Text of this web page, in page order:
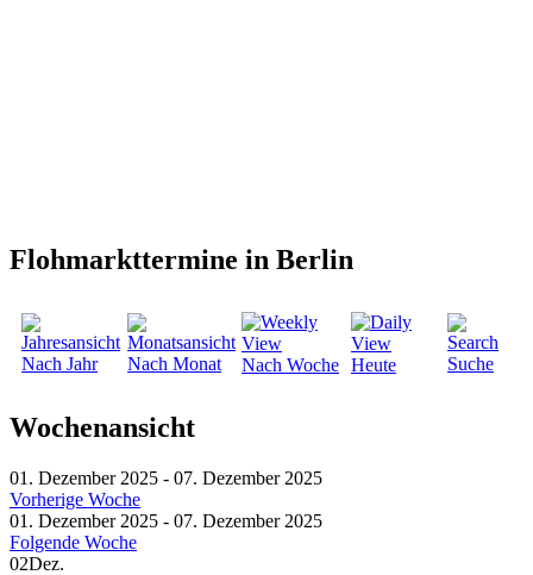
Flohmarkttermine in Berlin
Nach Jahr Nach Monat Nach Woche Heute Suche
Wochenansicht
01. Dezember 2025 - 07. Dezember 2025
Vorherige Woche
01. Dezember 2025 - 07. Dezember 2025
Folgende Woche
02Dez.